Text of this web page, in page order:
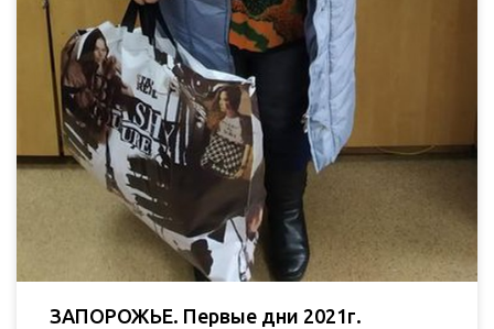
ЗАПОРОЖЬЕ. Первые дни 2021г.